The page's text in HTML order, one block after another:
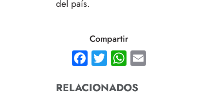
del país.
Compartir
Facebook
TwitterWhatsApp
RELACIONADOS